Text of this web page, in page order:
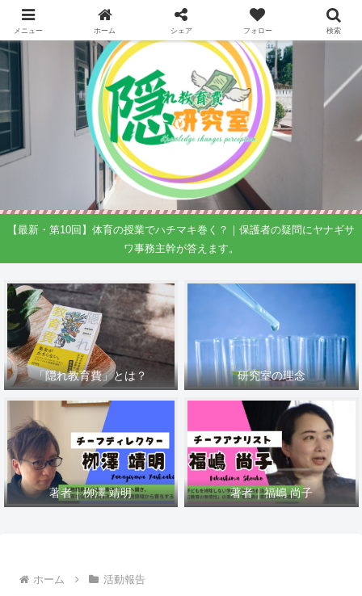
【最新・第10回】体育の授業でハチマキ巻く？｜保護者の疑問にヤナギサ
ワ事務主幹が答えます。
「隠れ教育費」とは？ 研究室の理念
著者｜栁澤 靖明 著者｜福嶋 尚子
ホーム 活動報告
メニュー ホーム シェア フォロー 検索